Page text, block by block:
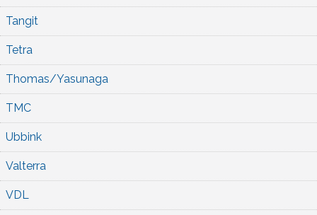
Tangit
Tetra
Thomas/Yasunaga
TMC
Ubbink
Valterra
VDL